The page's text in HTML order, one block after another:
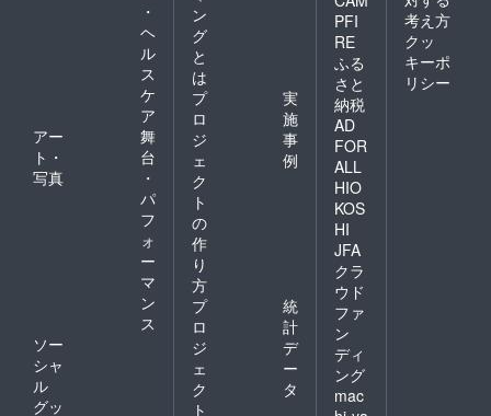
・
ヘ
ル
ス
ケ
ア
アー
ト・
写真
舞
台
・
パ
フ
ォ
ー
マ
ン
ス
ソー
シャ
ル
グッ
ン
グ
と
は
プ
ロ
ジ
ェ
ク
ト
の
作
り
方
実
施
事
例
プ
ロ
ジ
ェ
ク
ト
統
計
デ
ー
タ
PFI
RE
ふる
さと
納税
AD
FOR
ALL
HIO
KOS
HI
JFA
クラ
ウド
ファ
ン
ディ
ング
mac
考え方
クッ
キーポ
リシー